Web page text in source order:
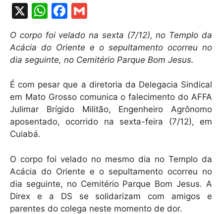
X
W
h
at
s
p
p
F
a
c
e
o
o
k
ai
l
O corpo foi velado na sexta (7/12), no Templo da
Acácia do Oriente e o sepultamento ocorreu no
dia seguinte, no Cemitério Parque Bom Jesus.
É com pesar que a diretoria da Delegacia Sindical
em Mato Grosso comunica o falecimento do AFFA
Julimar Brígido Militão, Engenheiro Agrônomo
aposentado, ocorrido na sexta-feira (7/12), em
Cuiabá.
O corpo foi velado no mesmo dia no Templo da
Acácia do Oriente e o sepultamento ocorreu no
dia seguinte, no Cemitério Parque Bom Jesus. A
Direx e a DS se solidarizam com amigos e
parentes do colega neste momento de dor.